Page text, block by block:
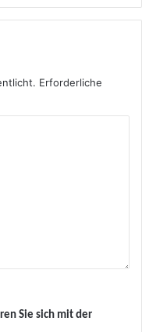
Erforderliche
Sie sich mit der